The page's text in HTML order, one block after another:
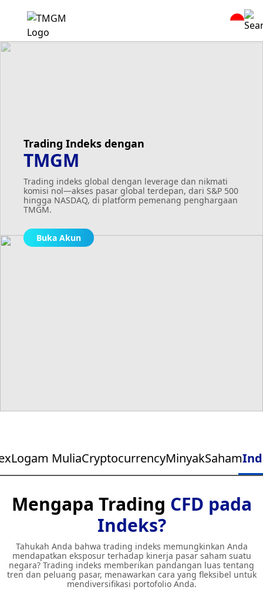
Trading Indeks dengan
TMGM
Trading indeks global dengan leverage dan nikmati
komisi nol—akses pasar global terdepan, dari S&P 500
hingga NASDAQ, di platform pemenang penghargaan
TMGM.
Buka Akun
Logam MuliaCryptocurrencyMinyakSaham
Mengapa Trading CFD pada
Indeks?
Tahukah Anda bahwa trading indeks memungkinkan Anda
mendapatkan eksposur terhadap kinerja pasar saham suatu
negara? Trading indeks memberikan pandangan luas tentang
tren dan peluang pasar, menawarkan cara yang fleksibel untuk
mendiversifikasi portofolio Anda.